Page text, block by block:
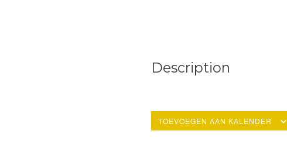
Description
TOEVOEGEN AAN KALENDER